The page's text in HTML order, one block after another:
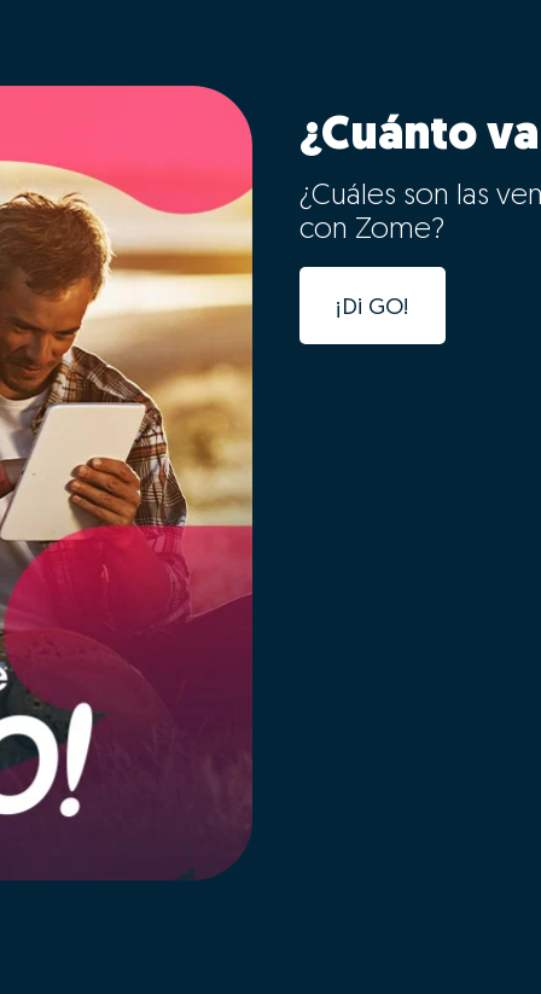
¿Cuánto
¿Cuáles son las
con Zome?
¡Di GO!